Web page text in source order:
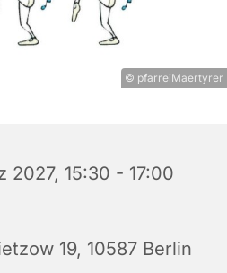
© pfarreiMaertyrer
2027, 15:30 - 17:00
19, 10587 Berlin